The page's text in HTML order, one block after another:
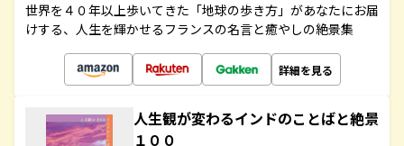
世界を４０年以上歩いてきた「地球の歩き方」があなたにお届
けする、人生を輝かせるフランスの名言と癒やしの絶景集
詳細を見る
人生観が変わるインドのことばと絶景
１００